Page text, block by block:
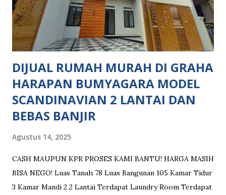
DIJUAL RUMAH MURAH DI GRAHA
HARAPAN BUMYAGARA MODEL
SCANDINAVIAN 2 LANTAI DAN
BEBAS BANJIR
Agustus 14, 2025
CASH MAUPUN KPR PROSES KAMI BANTU! HARGA MASIH
BISA NEGO! Luas Tanah 78 Luas Bangunan 105 Kamar Tidur
3 Kamar Mandi 2 2 Lantai Terdapat Laundry Room Terdapat